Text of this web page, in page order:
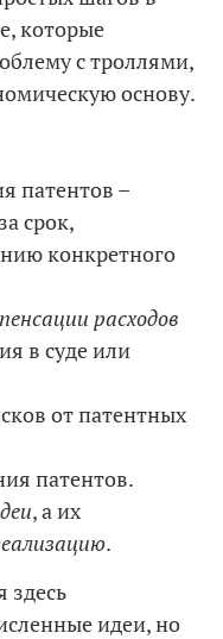
которые
с троллями,
основу.
патентов –
срок,
конкретного
расходов
в суде или
от патентных
патентов.
, а их
.
здесь
идеи, но